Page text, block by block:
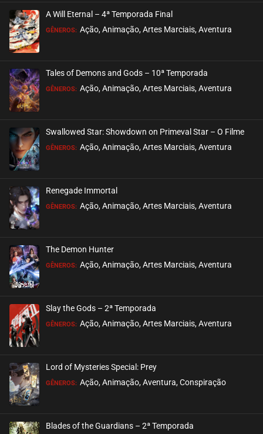
A Will Eternal – 4ª Temporada Final
GÊNEROS: Ação, Animação, Artes Marciais, Aventura
Tales of Demons and Gods – 10ª Temporada
GÊNEROS: Ação, Animação, Artes Marciais, Aventura
Swallowed Star: Showdown on Primeval Star – O Filme
GÊNEROS: Ação, Animação, Artes Marciais, Aventura
Renegade Immortal
GÊNEROS: Ação, Animação, Artes Marciais, Aventura
The Demon Hunter
GÊNEROS: Ação, Animação, Artes Marciais, Aventura
Slay the Gods – 2ª Temporada
GÊNEROS: Ação, Animação, Artes Marciais, Aventura
Lord of Mysteries Special: Prey
GÊNEROS: Ação, Animação, Aventura, Conspiração
Blades of the Guardians – 2ª Temporada